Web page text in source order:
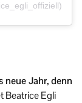
neue Jahr, denn
Beatrice Egli